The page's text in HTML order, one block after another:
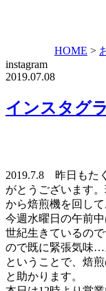
HOME >
instagram
2019.07.08
インスタグ
2019.7.8 昨日もた
がとうございます
から焙煎機を回して
今週水曜日の午前
世紀生きているの
ので既に緊張気味…
ということで、焙
と助かります。